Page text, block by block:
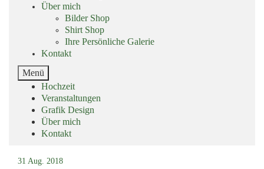
Über mich
Bilder Shop
Shirt Shop
Ihre Persönliche Galerie
Kontakt
End
of
menu
Menü
Skip
menu
Hochzeit
Veranstaltungen
Grafik Design
Über mich
Kontakt
of
31 Aug. 2018